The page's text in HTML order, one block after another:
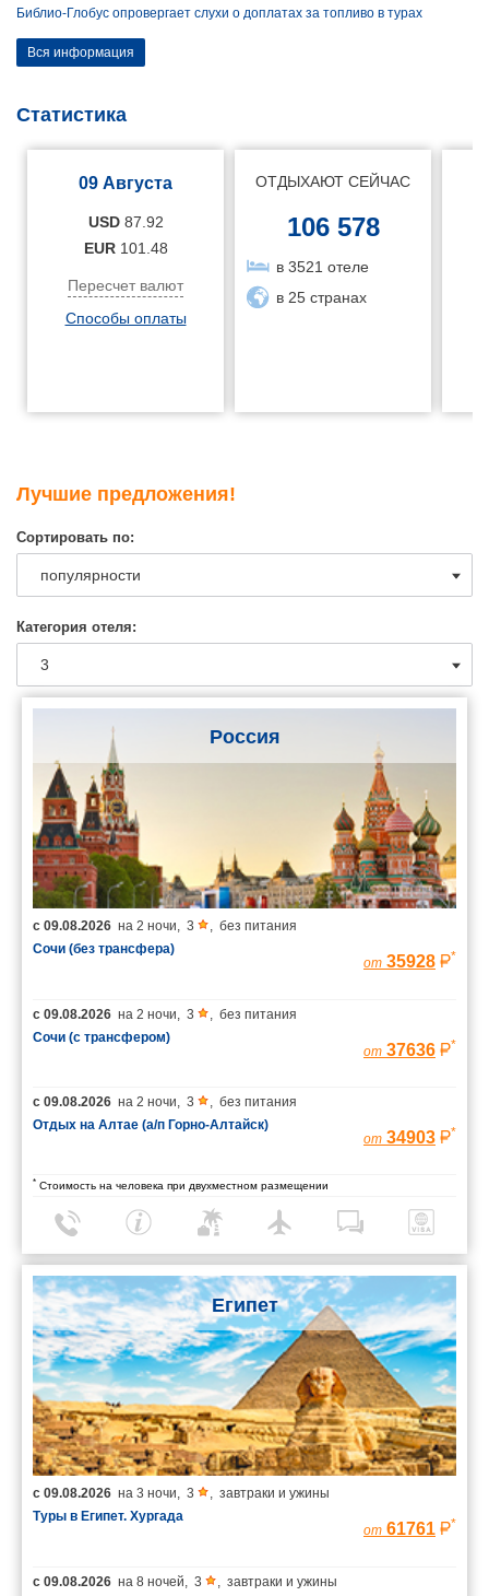
Библио-Глобус опровергает слухи о доплатах за топливо в турах
Вся информация
Статистика
09 Августа
USD 87.92
EUR 101.48
Пересчет валют
Способы оплаты
ОТДЫХАЮТ СЕЙЧАС
106 578
в 3521 отеле
в 25 странах
Лучшие предложения!
Сортировать по:
Категория отеля:
Россия
с 09.08.2026 на 2 ночи, 3 , без питания
Сочи (без трансфера)
от 35928 *
с 09.08.2026 на 2 ночи, 3 , без питания
Сочи (с трансфером)
от 37636 *
с 09.08.2026 на 2 ночи, 3 , без питания
Отдых на Алтае (а/п Горно-Алтайск)
от 34903 *
* Стоимость на человека при двухместном размещении
Египет
с 09.08.2026 на 3 ночи, 3 , завтраки и ужины
Туры в Египет. Хургада
от 61761 *
с 09.08.2026 на 8 ночей, 3 , завтраки и ужины